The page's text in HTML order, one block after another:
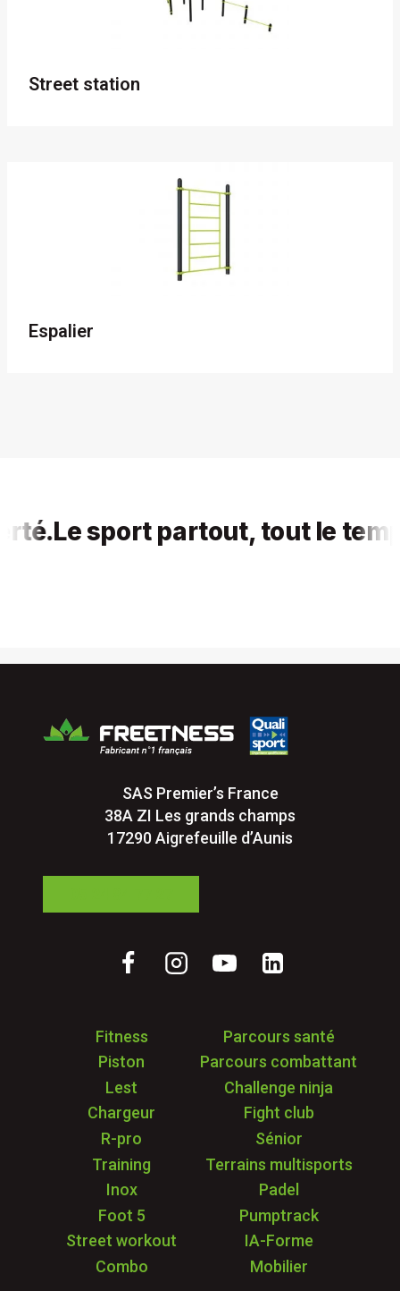
Street station
Espalier
Le sport partout, tout le temps,
SAS Premier’s France
38A ZI Les grands champs
17290 Aigrefeuille d’Aunis
Fitness
Parcours santé
Piston
Parcours combattant
Lest
Challenge ninja
Chargeur
Fight club
R-pro
Sénior
Training
Terrains multisports
Inox
Padel
Foot 5
Pumptrack
Street workout
IA-Forme
Combo
Mobilier